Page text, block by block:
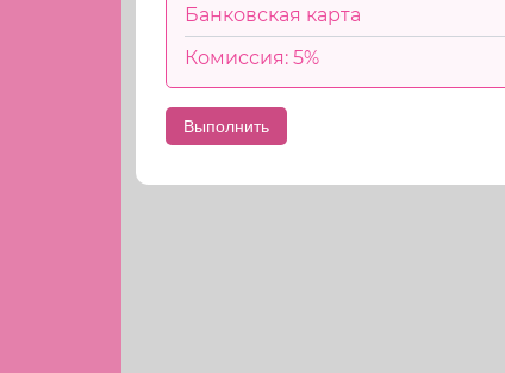
Банковская карта
Комиссия: 5%